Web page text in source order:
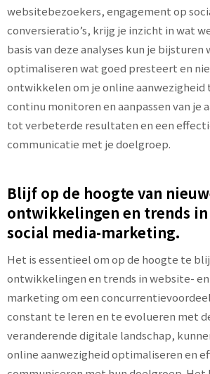
websitebezoekers, engagement op
conversieratio’s, krijg je inzicht in wat
basis van deze analyses kun je bijsturen
optimaliseren wat goed presteert en
ontwikkelen om je online
continu monitoren en aanpassen van je
tot verbeterde resultaten en een
communicatie met je doelgroep.
Blijf op de hoogte van
ontwikkelingen en trends in
social media-marketing.
Het is essentieel om op de hoogte te
ontwikkelingen en trends in website-
marketing om een
constant te leren en te evolueren met
veranderende digitale landschap,
online aanwezigheid optimaliseren en